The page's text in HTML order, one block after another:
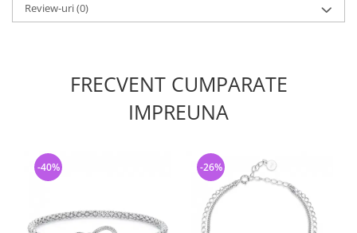
Review-uri(0)
FRECVENT CUMPARATE
IMPREUNA
-40% -26%